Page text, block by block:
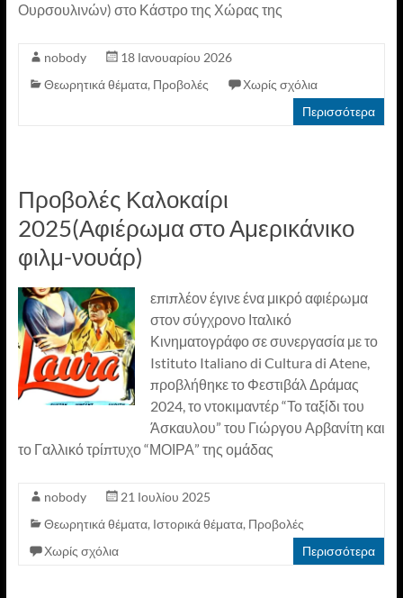
Ουρσουλινών) στο Κάστρο της Χώρας της
nobody
18 Ιανουαρίου 2026
Θεωρητικά θέματα, Προβολές
Χωρίς σχόλια
Περισσότερα
Προβολές Καλοκαίρι
2025(Αφιέρωμα στο Αμερικάνικο
φιλμ-νουάρ)
επιπλέον έγινε ένα μικρό αφιέρωμα
στον σύγχρονο Ιταλικό
Κινηματογράφο σε συνεργασία με το
Istituto Italiano di Cultura di Atene,
προβλήθηκε το Φεστιβάλ Δράμας
2024, το ντοκιμαντέρ “Το ταξίδι του
Άσκαυλου” του Γιώργου Αρβανίτη και
το Γαλλικό τρίπτυχο “ΜΟΙΡΑ” της ομάδας
nobody
21 Ιουλίου 2025
Θεωρητικά θέματα, Ιστορικά θέματα, Προβολές
Χωρίς σχόλια
Περισσότερα